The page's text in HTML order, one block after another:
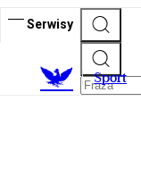
Serwisy
Sport